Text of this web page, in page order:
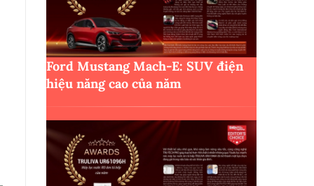
Ford Mustang Mach-E: SUV điện
hiệu năng cao của năm